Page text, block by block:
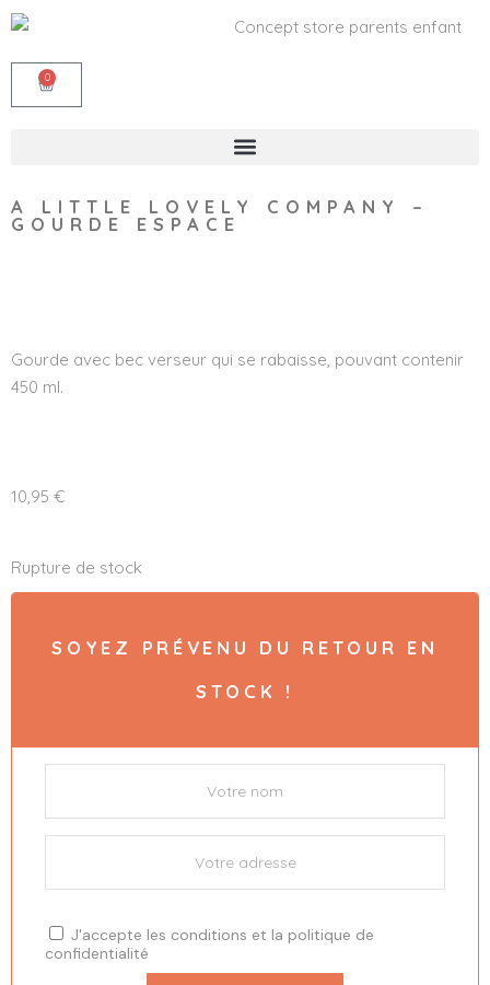
0
A LITTLE LOVELY COMPANY –
GOURDE ESPACE
Gourde avec bec verseur qui se rabaisse, pouvant contenir
450 ml.
10,95 €
Rupture de stock
SOYEZ PRÉVENU DU RETOUR EN
STOCK !
J'accepte les conditions et la politique de
confidentialité